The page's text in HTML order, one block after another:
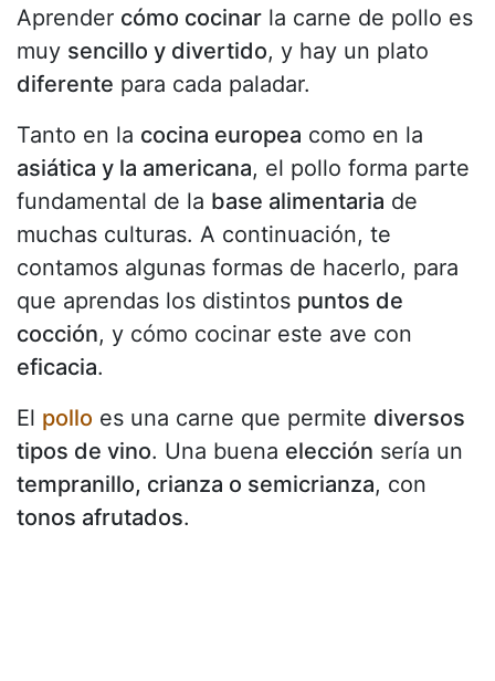
Aprender cómo cocinar la carne de pollo es
muy sencillo y divertido, y hay un plato
diferente para cada paladar.
Tanto en la cocina europea como en la
asiática y la americana, el pollo forma parte
fundamental de la base alimentaria de
muchas culturas. A continuación, te
contamos algunas formas de hacerlo, para
que aprendas los distintos puntos de
cocción, y cómo cocinar este ave con
eficacia.
El pollo es una carne que permite diversos
tipos de vino. Una buena elección sería un
tempranillo, crianza o semicrianza, con
tonos afrutados.